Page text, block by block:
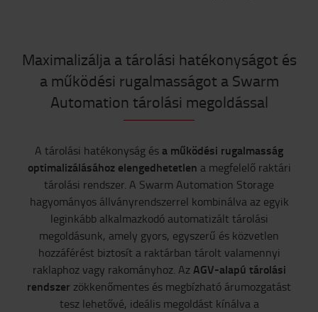
Maximalizálja a tárolási hatékonyságot és
a működési rugalmasságot a Swarm
Automation tárolási megoldással
A tárolási hatékonyság és a működési rugalmasság
optimalizálásához elengedhetetlen a megfelelő raktári
tárolási rendszer. A Swarm Automation Storage
hagyományos állványrendszerrel kombinálva az egyik
leginkább alkalmazkodó automatizált tárolási
megoldásunk, amely gyors, egyszerű és közvetlen
hozzáférést biztosít a raktárban tárolt valamennyi
raklaphoz vagy rakományhoz. AzAGV-alapú tárolási
rendszer zökkenőmentes és megbízható árumozgatást
tesz lehetővé, ideális megoldást kínálva a